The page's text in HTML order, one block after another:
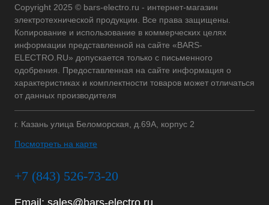
Copyright 2025 © bars-electro.ru - интернет-магазин
электротехнической продукции. Все права защищены.
Копирование и использование в коммерческих целях
информации представленной на сайте «BARS-
ELECTRO.RU» допускается только с письменного
одобрения. Предоставленная на сайте информация о
характеристиках и комплектности товаров может отличаться
от данных производителя
г. Казань улица Беломорская, д.69А, корпус 2
Посмотреть на карте
+7 (843) 526-73-20
Email: sales@bars-electro.ru